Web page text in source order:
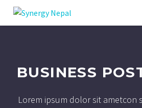
BUSINESS
Lorem ipsum dolor sit ametcon